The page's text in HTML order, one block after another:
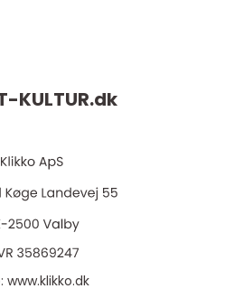
KULTUR.dk
www.klikko.dk